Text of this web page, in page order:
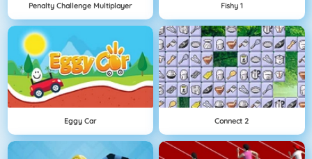
Penalty Challenge Multiplayer Fishy 1
Eggy Car Connect 2